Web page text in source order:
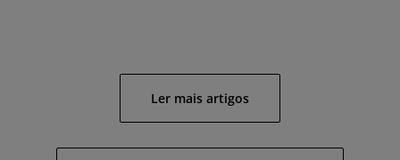
Ler mais artigos